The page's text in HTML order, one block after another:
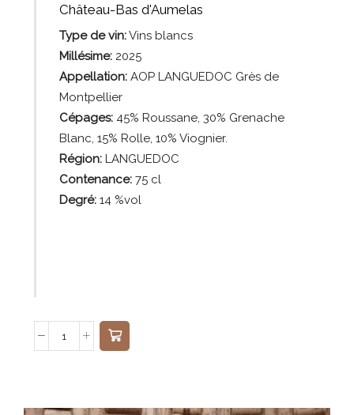
Château-Bas d'Aumelas
Type de vin:Vins blancs
Millésime:2025
Appellation: AOP LANGUEDOC Grès de
Montpellier
Cépages: 45% Roussane, 30% Grenache
Blanc, 15% Rolle, 10% Viognier.
Région:LANGUEDOC
Contenance:75cl
Degré:14 %vol